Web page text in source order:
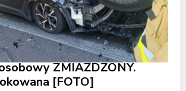
ZMIAŻDŻONY.
[FOTO]